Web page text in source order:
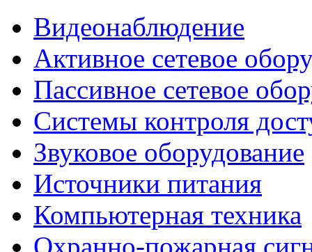
Видеонаблюдение
Активное сетевое
Пассивное сетевое
Системы контроля
Звуковое оборудование
Источники питания
Компьютерная техника
Охранно-пожарная